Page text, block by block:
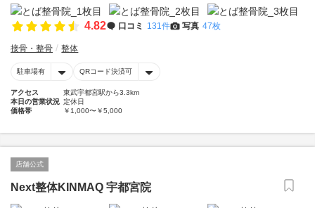
4.82 口コミ 131件 写真 47枚
接骨・整骨 整体
駐車場有 QRコード決済可
アクセス
東武宇都宮駅から3.3km
本日の営業状況 定休日
価格帯
￥1,000〜￥5,000
店舗公式
Next整体KINMAQ 宇都宮院